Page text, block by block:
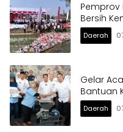
Pemprov
Bersih
Daerah
Gelar
Bantuan
Daerah